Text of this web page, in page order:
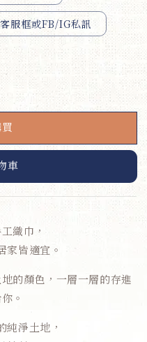
服框或FB/IG私訊
車
織巾，
家皆適宜。
的顏色，一層一層的存進
。
純淨土地，